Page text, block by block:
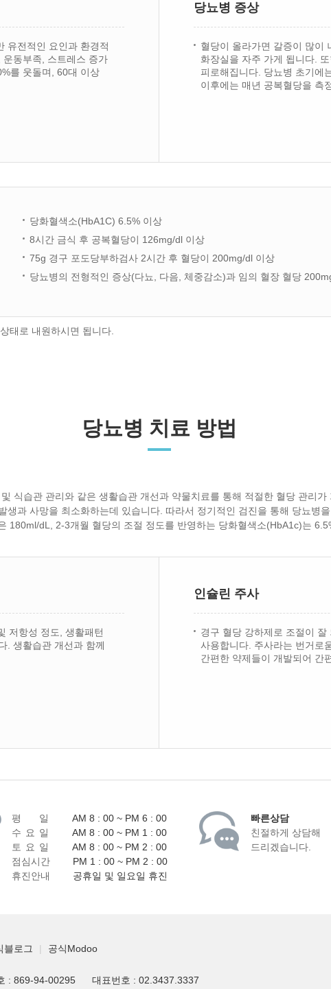
유전적인 요인과 환경적
동부족, 스트레스 증가
를 웃돌며, 60대 이상
당뇨병 증상
혈당이 올라가면 갈증이 많이
화장실을 자주 가게 됩니다.
피로해집니다. 당뇨병 초기에
이후에는 매년 공복혈당을 측
당화혈색소(HbA1C) 6.5% 이상
8시간 금식 후 공복혈당이 126mg/dl 이상
75g 경구 포도당부하검사 2시간 후 혈당이 200mg/dl 이상
당뇨병의 전형적인 증상(다뇨, 다음, 체중감소)과 임의 혈장 혈당
태로 내원하시면 됩니다.
당뇨병 치료 방법
식습관 관리와 같은 생활습관 개선과 약물치료를 통해 적절한 혈당 관리가
과 사망을 최소화하는데 있습니다. 따라서 정기적인 검진을 통해 당뇨병
180ml/dL, 2-3개월 혈당의 조절 정도를 반영하는 당화혈색소(HbA1c)는
저항성 정도, 생활패턴
. 생활습관 개선과 함께
인슐린 주사
경구 혈당 강하제로 조절이
사용합니다. 주사라는 번거로
간편한 약제들이 개발되어 간
평 일
AM 8 : 00 ~ PM 6 : 00
수 요 일
AM 8 : 00 ~ PM 1 : 00
토 요 일
AM 8 : 00 ~ PM 2 : 00
점심시간
PM 1 : 00 ~ PM 2 : 00
휴진안내
공휴일 및 일요일 휴진
빠른상담
친절하게 상담해
드리겠습니다.
블로그 | 공식Modoo
: 869-94-00295 대표번호 : 02.3437.3337